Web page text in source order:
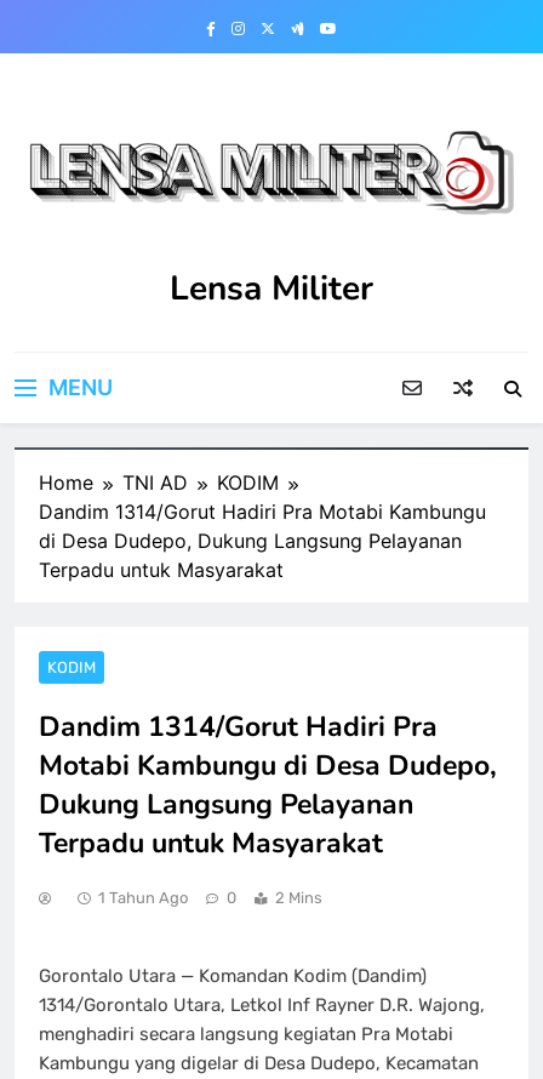
Lensa Militer
MENU
Home TNI AD
KODIM
Dandim 1314/Gorut Hadiri Pra Motabi Kambungu
di Desa Dudepo, Dukung Langsung Pelayanan
Terpadu untuk Masyarakat
KODIM
Dandim 1314/Gorut Hadiri Pra
Motabi Kambungu di Desa Dudepo,
Dukung Langsung Pelayanan
Terpadu untuk Masyarakat
1 Tahun Ago 0 2 Mins
Gorontalo Utara — Komandan Kodim (Dandim)
1314/Gorontalo Utara, Letkol Inf Rayner D.R. Wajong,
menghadiri secara langsung kegiatan Pra Motabi
Kambungu yang digelar di Desa Dudepo, Kecamatan